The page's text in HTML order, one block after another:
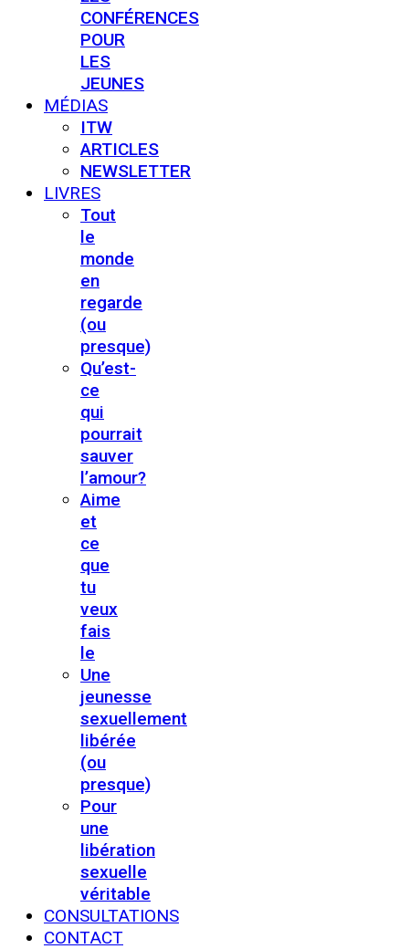
CONFÉRENCES
POUR
LES
JEUNES
MÉDIAS
ITW
ARTICLES
NEWSLETTER
LIVRES
Tout
le
monde
en
regarde
(ou
presque)
Qu’est-
ce
qui
pourrait
sauver
l’amour?
Aime
et
ce
que
tu
veux
fais
le
Une
jeunesse
sexuellement
libérée
(ou
presque)
Pour
une
libération
sexuelle
véritable
CONSULTATIONS
CONTACT